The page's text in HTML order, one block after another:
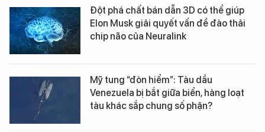
Đột phá chất bán dẫn 3D có thể giúp
Elon Musk giải quyết vấn đề đào thải
chip não của Neuralink
Mỹ tung “đòn hiểm”: Tàu dầu
Venezuela bị bắt giữa biển, hàng loạt
tàu khác sắp chung số phận?